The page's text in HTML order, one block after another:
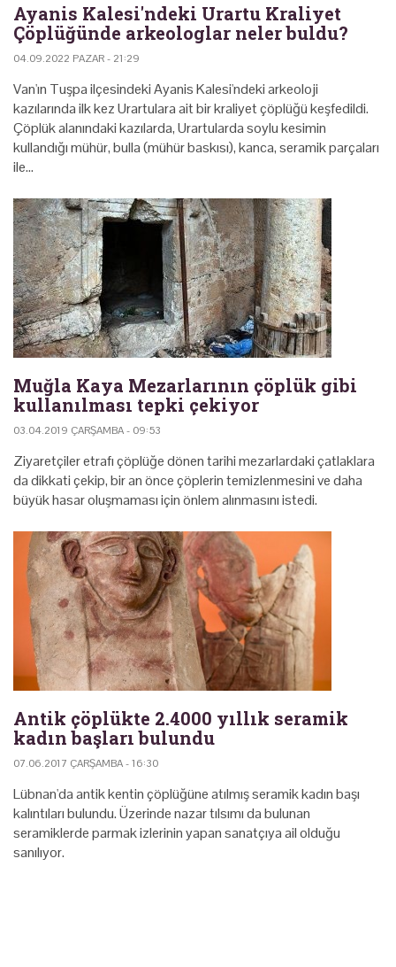
Ayanis Kalesi'ndeki Urartu Kraliyet
Çöplüğünde arkeologlar neler buldu?
04.09.2022 PAZAR - 21:29
Van'ın Tuşpa ilçesindeki Ayanis Kalesi'ndeki arkeoloji
kazılarında ilk kez Urartulara ait bir kraliyet çöplüğü keşfedildi.
Çöplük alanındaki kazılarda, Urartularda soylu kesimin
kullandığı mühür, bulla (mühür baskısı), kanca, seramik parçaları
ile…
Muğla Kaya Mezarlarının çöplük gibi
kullanılması tepki çekiyor
03.04.2019 ÇARŞAMBA - 09:53
Ziyaretçiler etrafı çöplüğe dönen tarihi mezarlardaki çatlaklara
da dikkati çekip, bir an önce çöplerin temizlenmesini ve daha
büyük hasar oluşmaması için önlem alınmasını istedi.
Antik çöplükte 2.4000 yıllık seramik
kadın başları bulundu
07.06.2017 ÇARŞAMBA - 16:30
Lübnan'da antik kentin çöplüğüne atılmış seramik kadın başı
kalıntıları bulundu. Üzerinde nazar tılsımı da bulunan
seramiklerde parmak izlerinin yapan sanatçıya ail olduğu
sanılıyor.